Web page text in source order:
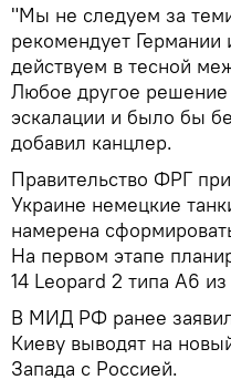
"Мы не следуем за
рекомендует
действуем в тесной
Любое другое
эскалации и было бы
добавил канцлер.
Правительство ФРГ
Украине немецкие
намерена
На первом этапе
14 Leopard 2 типа A6
В МИД РФ ранее
Киеву выводят на
Запада с Россией.